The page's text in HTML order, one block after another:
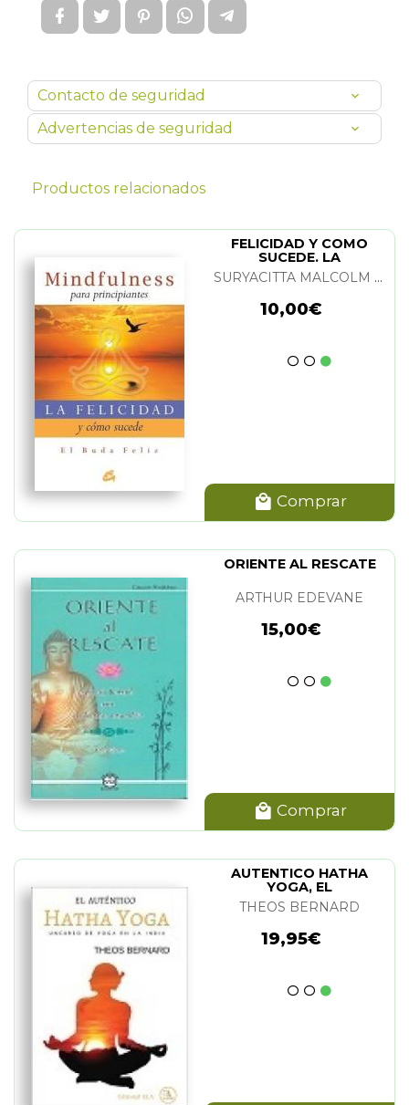
Contacto de seguridad
Advertencias de seguridad
Productos relacionados
FELICIDAD Y COMO
SUCEDE. LA
SURYACITTA MALCOLM SMITH (EL BUDA FELIZ)
10,00€
Comprar
ORIENTE AL RESCATE
ARTHUR EDEVANE
15,00€
Comprar
AUTENTICO HATHA
YOGA, EL
THEOS BERNARD
19,95€